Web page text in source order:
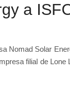
a
Nomad Solar
filial de